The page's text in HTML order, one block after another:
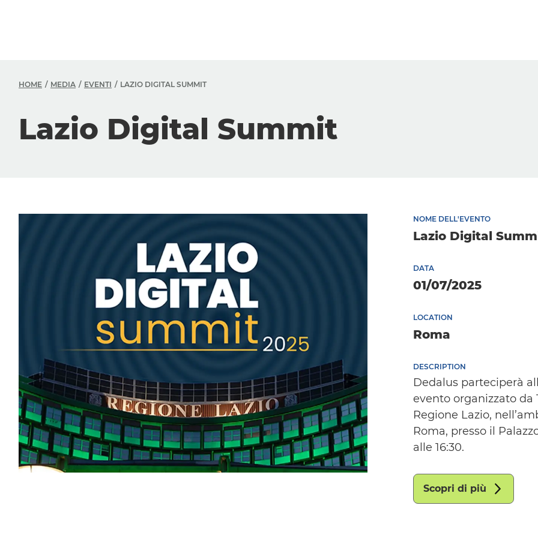
HOME MEDIA EVENTI LAZIO DIGITAL SUMMIT
Lazio Digital Summit
NOME DELL'EVENTO
Lazio Digital
DATA
01/07/2025
LOCATION
Roma
DESCRIPTION
Dedalus parteciperà
evento organizzato da
Regione Lazio,
Roma, presso il
alle 16:30.
Scopri di più